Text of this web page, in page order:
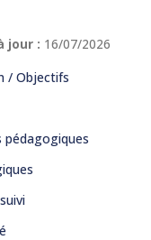
jour : 16/07/2026
/ Objectifs
pédagogiques